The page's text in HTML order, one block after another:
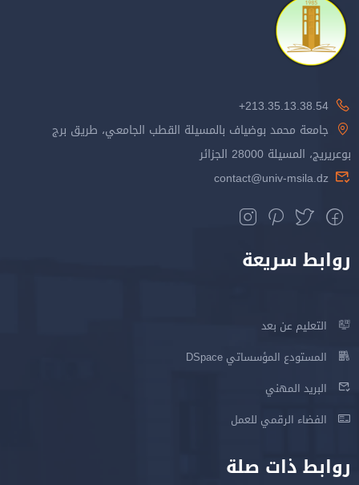
213.35.13.38.54+
جامعة محمد بوضياف بالمسيلة القطب الجامعي، طريق برج
بوعريريج، المسيلة 28000 الجزائر
contact@univ-msila.dz
روابط سريعة
التعليم عن بعد
المستودع المؤسساتي DSpace
البريد المهني
الفضاء الرقمي للعمل
روابط ذات صلة